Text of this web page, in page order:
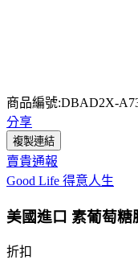
商品編號:DBAD2X-
分享
複製連結
賣貴通報
Good Life 得意人生
美國進口 素葡萄
折扣